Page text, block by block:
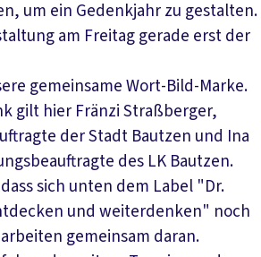
um ein Gedenkjahr zu gestalten.
am Freitag gerade erst der
gemeinsame Wort-Bild-Marke.
gilt hier Fränzi Straßberger,
der Stadt Bautzen und Ina
des LK Bautzen.
sich unten dem Label "Dr.
und weiterdenken" noch
gemeinsam daran.